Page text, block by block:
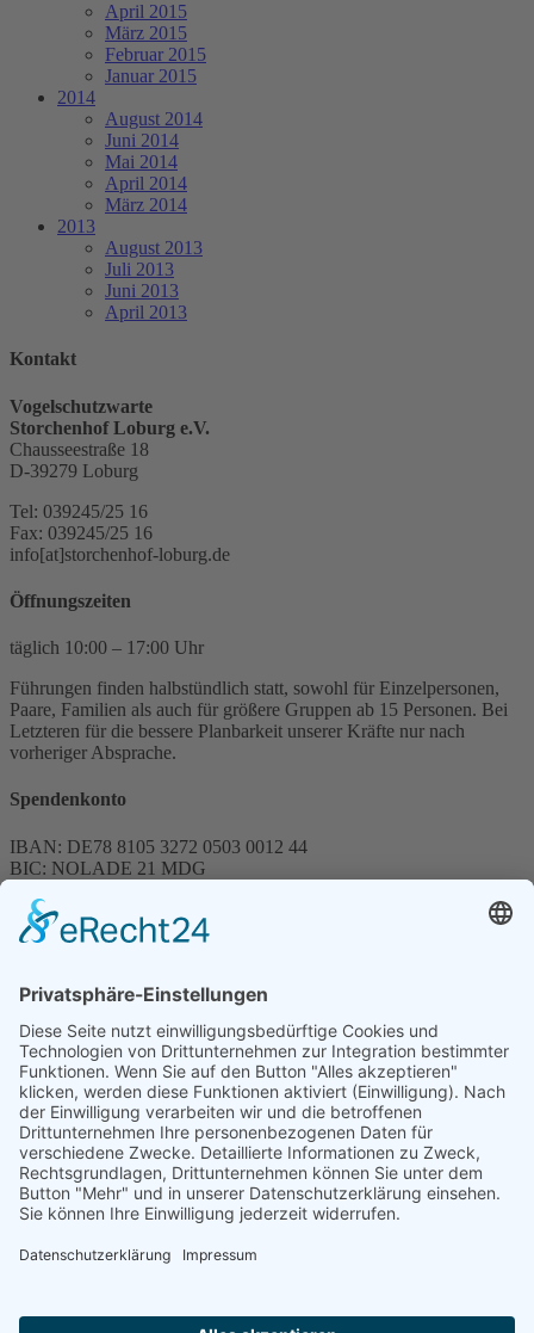
April 2015
März 2015
Februar 2015
Januar 2015
2014
August 2014
Juni 2014
Mai 2014
April 2014
März 2014
2013
August 2013
Juli 2013
Juni 2013
April 2013
Kontakt
Vogelschutzwarte
Storchenhof Loburg e.V.
Chausseestraße 18
D-39279 Loburg
Tel: 039245/25 16
Fax: 039245/25 16
info[at]storchenhof-loburg.de
Öffnungszeiten
täglich 10:00 – 17:00 Uhr
Führungen finden halbstündlich statt, sowohl für Einzelpersonen,
Paare, Familien als auch für größere Gruppen ab 15 Personen. Bei
Letzteren für die bessere Planbarkeit unserer Kräfte nur nach
vorheriger Absprache.
Spendenkonto
IBAN: DE78 8105 3272 0503 0012 44
BIC: NOLADE 21 MDG
Spenden können steuerlich abgesetzt werden
Förderung
© 1987 – 2025
Storchenhof Loburg e.V.
Alle Rechte vorbehalten.
Cookie-Einstellungen
Navigation überspringen
Impressum
Haftungsausschluss